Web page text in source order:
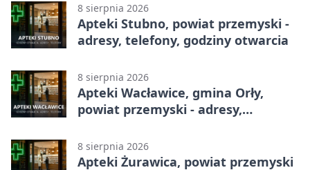
8 sierpnia 2026
Apteki Stubno, powiat przemyski -
adresy, telefony, godziny otwarcia
8 sierpnia 2026
Apteki Wacławice, gmina Orły,
powiat przemyski - adresy,
8 sierpnia 2026
Apteki Żurawica, powiat przemyski